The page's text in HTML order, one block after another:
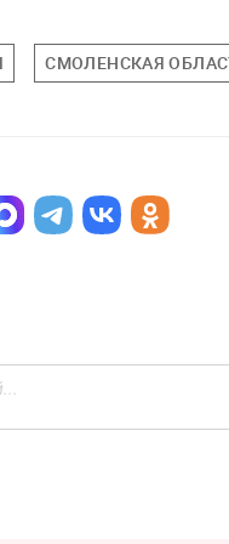
СМОЛЕНСКАЯ